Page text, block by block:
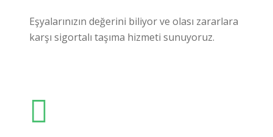
Eşyalarınızın değerini biliyor ve olası zararlara
karşı sigortalı taşıma hizmeti sunuyoruz.